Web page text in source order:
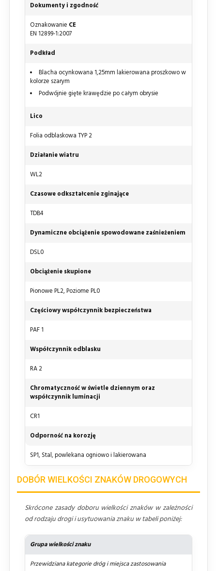
Dokumenty i zgodność
Oznakowanie CE
EN 12899-1:2007
Podkład
Blacha ocynkowana 1,25mm lakierowana proszkowo w
kolorze szarym
Podwójnie gięte krawędzie po całym obrysie
Lico
Folia odblaskowa TYP 2
Działanie wiatru
WL2
Czasowe odkształcenie zginające
TDB4
Dynamiczne obciążenie spowodowane zaśnieżeniem
DSL0
Obciążenie skupione
Pionowe PL2, Poziome PL0
Częściowy współczynnik bezpieczeństwa
PAF 1
Współczynnik odblasku
RA 2
Chromatyczność w świetle dziennym oraz
współczynnik luminacji
CR1
Odporność na korozję
SP1, Stal, powlekana ogniowo i lakierowana
DOBÓR WIELKOŚCI ZNAKÓW DROGOWYCH
Skrócone zasady doboru wielkości znaków w zależności
od rodzaju drogi i usytuowania znaku w tabeli poniżej:
Grupa wielkości znaku
Przewidziana kategorie dróg i miejsca zastosowania